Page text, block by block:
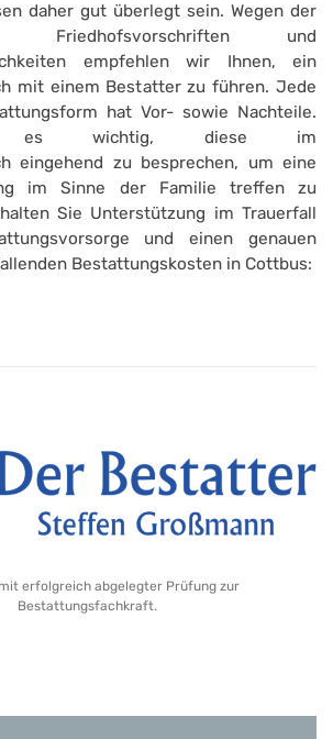
daher gut überlegt sein. Wegen der
Friedhofsvorschriften und
empfehlen wir Ihnen, ein
mit einem Bestatter zu führen. Jede
hat Vor- sowie Nachteile.
es wichtig, diese im
eingehend zu besprechen, um eine
im Sinne der Familie treffen zu
Sie Unterstützung im Trauerfall
und einen genauen
Bestattungskosten in Cottbus:
erfolgreich abgelegter Prüfung zur
Bestattungsfachkraft.